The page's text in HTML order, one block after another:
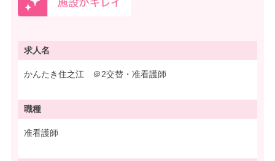
求人名
かんたき住之江 ＠2交替・准看護師
職種
准看護師